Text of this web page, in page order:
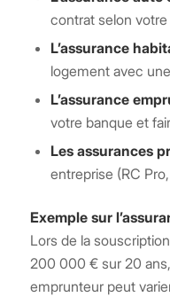
contrat selon
L’assurance
logement avec
L’assurance
votre banque et
Les assurances
entreprise (RC
Exemple sur
Lors de la
200 000 € sur 20
emprunteur peut